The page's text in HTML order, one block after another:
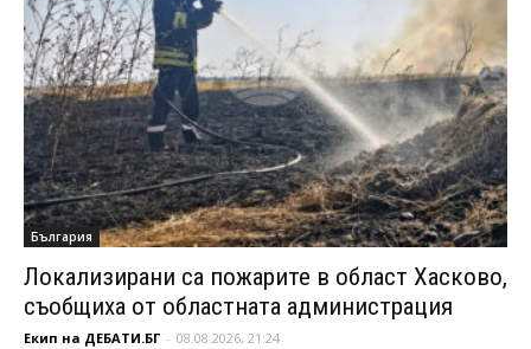
България
Локализирани са пожарите в област Хасково,
съобщиха от областната администрация
Екип на ДЕБАТИ.БГ - 08.08.2026, 21:24